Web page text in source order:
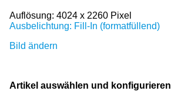
Auflösung: 4024 x 2260 Pixel
Ausbelichtung: Fill-In (formatfüllend)
Bild ändern
Artikel auswählen und konfigurieren